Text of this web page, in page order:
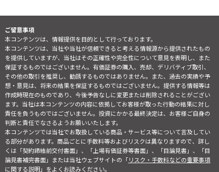
ご留意事項
本コンテンツは、情報提供を目的として行っております。
本コンテンツは、当社や当社が信頼できると考える情報源から提供されたもの
を提供していますが、当社はその正確性や完全性について意見を表明し、また
保証するものではございません。有価証券の購入、売却、デリバティブ取引、
その他の取引を推奨し、勧誘するものではありません。また、過去の実績や予
想・意見は、将来の結果を保証するものではございません。提供する情報等は
作成時現在のものであり、今後予告なしに変更または削除されることがござい
ます。当社は本コンテンツの内容に依拠してお客様が取った行動の結果に対し
責任を負うものではございません。投資にかかる最終決定は、お客様ご自身の
判断と責任でなさるようお願いいたします。
本コンテンツでは当社でお取扱している商品・サービス等について言及してい
る部分があります。商品ごとに手数料等およびリスクは異なりますので、詳し
くは「契約締結前交付書面」、「上場有価証券等書面」、「目論見書」、「目
論見書補完書面」または当社ウェブサイトの「リスク・手数料などの重要事項
に関する説明」をよくお読みください。